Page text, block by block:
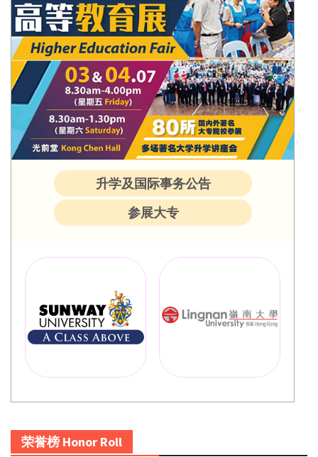
升学及国际事务公告
参展大专
荣誉榜 Honor Roll